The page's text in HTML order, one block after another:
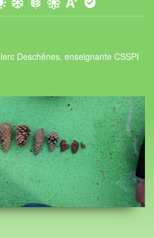
Deschênes, enseignante CSSPI